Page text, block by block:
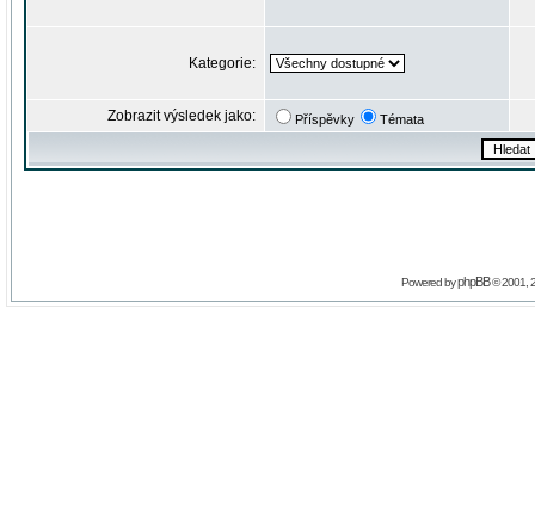
Kategorie:
Zobrazit výsledek jako: Příspěvky Témata
Powered byphpBB© 2001,